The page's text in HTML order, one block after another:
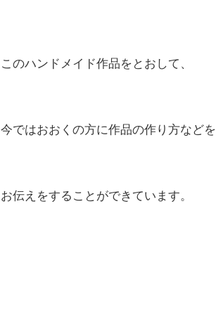
このハンドメイド作品をとおして、
今ではおおくの方に作品の作り方など
お伝えをすることができています。